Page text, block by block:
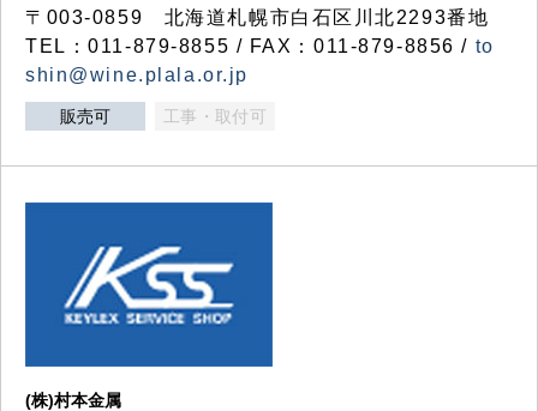
〒003-0859 北海道札幌市白石区川北2293番地
TEL：011-879-8855 / FAX：011-879-8856 / to
shin@wine.plala.or.jp
販売可 工事・取付可
(株)村本金属